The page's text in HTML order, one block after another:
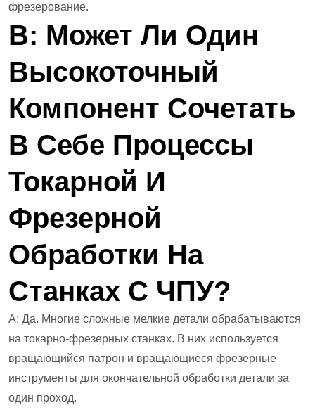
фрезерование.
В: Может Ли Один
Высокоточный
Компонент Сочетать
В Себе Процессы
Токарной И
Фрезерной
Обработки На
Станках С ЧПУ?
А: Да. Многие сложные мелкие детали обрабатываются
на токарно-фрезерных станках. В них используется
вращающийся патрон и вращающиеся фрезерные
инструменты для окончательной обработки детали за
один проход.